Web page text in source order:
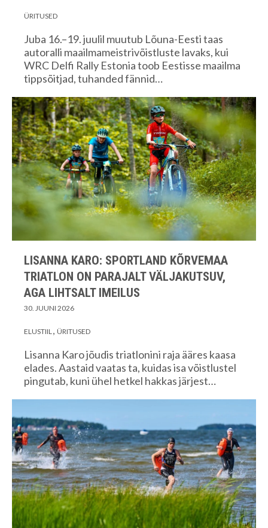
ÜRITUSED
Juba 16.–19. juulil muutub Lõuna-Eesti taas
autoralli maailmameistrivõistluste lavaks, kui
WRC Delfi Rally Estonia toob Eestisse maailma
tippsõitjad, tuhanded fännid…
LISANNA KARO: SPORTLAND KÕRVEMAA
TRIATLON ON PARAJALT VÄLJAKUTSUV,
AGA LIHTSALT IMEILUS
30. JUUNI 2026
ELUSTIIL ÜRITUSED
Lisanna Karo jõudis triatlonini raja ääres kaasa
elades. Aastaid vaatas ta, kuidas isa võistlustel
pingutab, kuni ühel hetkel hakkas järjest…